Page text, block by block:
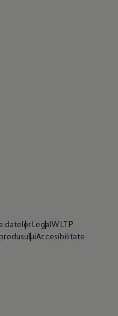
datelorLegalWLTP
Accesibilitate